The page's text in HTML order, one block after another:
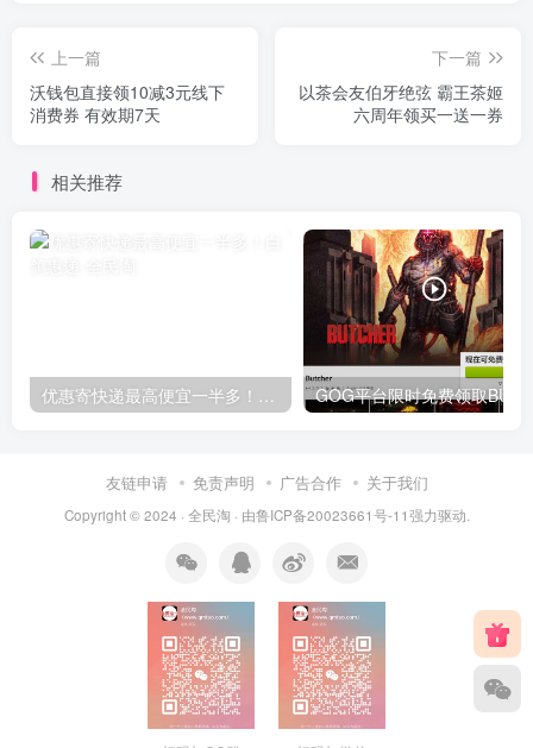
上一篇
沃钱包直接领10减3元线下
消费券 有效期7天
下一篇
以茶会友伯牙绝弦 霸王茶姬
六周年领买一送一券
相关推荐
友链申请 免责声明 广告合作 关于我们
Copyright © 2024 · 全民淘 · 由鲁ICP备20023661号-11强力驱动.